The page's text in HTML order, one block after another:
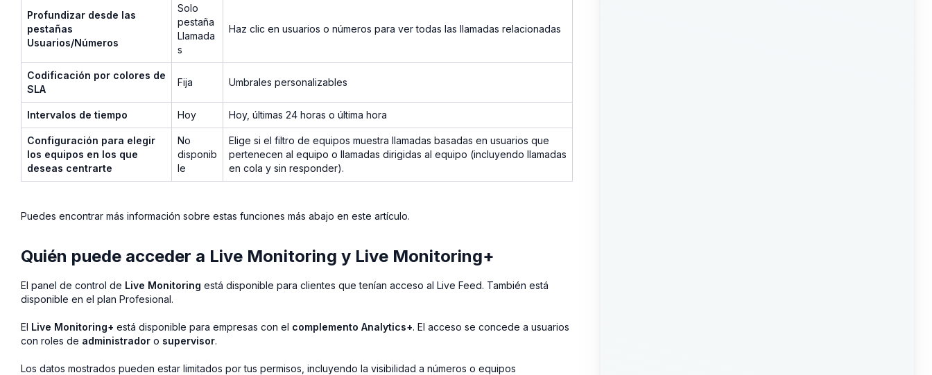
Profundizar desde las
pestañas
Usuarios/Números
Solo
pestaña
Llamada
s
Haz clic en usuarios o números para ver todas las llamadas relacionadas
Codificación por colores de
SLA
Fija Umbrales personalizables
Intervalos de tiempo Hoy Hoy, últimas 24 horas o última hora
Configuración para elegir
los equipos en los que
deseas centrarte
No
disponib
le
Elige si el filtro de equipos muestra llamadas basadas en usuarios que
pertenecen al equipo o llamadas dirigidas al equipo (incluyendo llamadas
en cola y sin responder).
Puedes encontrar más información sobre estas funciones más abajo en este artículo.
Quién puede acceder a Live Monitoring y Live Monitoring+
El panel de control de Live Monitoring está disponible para clientes que tenían acceso al Live Feed. También está
disponible en el plan Profesional.
El Live Monitoring+ está disponible para empresas con el complemento Analytics+. El acceso se concede a usuarios
con roles de administrador o supervisor.
Los datos mostrados pueden estar limitados por tus permisos, incluyendo la visibilidad a números o equipos